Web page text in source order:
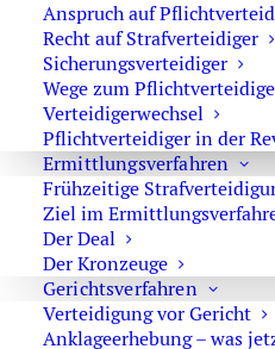
Anspruch auf
Recht auf Strafverteidiger
Sicherungsverteidiger
Wege zum
Verteidigerwechsel
Pflichtverteidiger in der
Ermittlungsverfahren
Frühzeitige
Ziel im
Der Deal
Der Kronzeuge
Gerichtsverfahren
Verteidigung vor Gericht
Anklageerhebung – was
Nötigung
Verschleppung